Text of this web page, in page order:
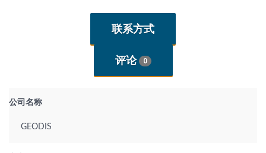
联系方式
评论 0
公司名称
GEODIS